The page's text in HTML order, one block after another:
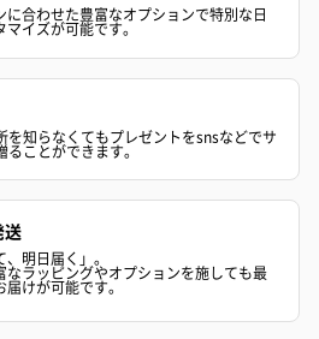
に合わせた豊富なオプションで特別な日
マイズが可能です。
を知らなくてもプレゼントをsnsなどでサ
ることができます。
送
、明日届く」。
なラッピングやオプションを施しても最
届けが可能です。